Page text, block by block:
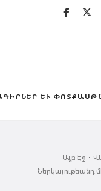
ԵՒ
Այբ Էջ
Ներկայութեանդ